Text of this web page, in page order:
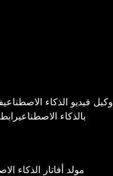
وكيل فيديو الذكاء الاصطناعي
فيديو UGC بالذكاء الاصطناعي
مولد أفاتار الذكاء